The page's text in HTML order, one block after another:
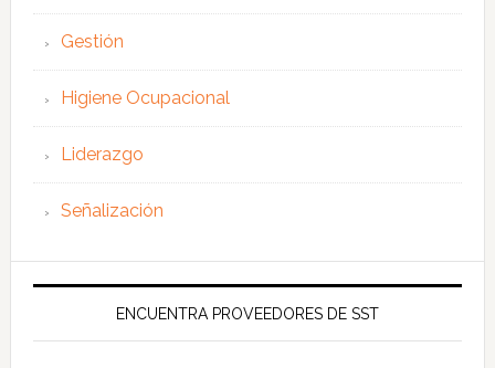
Gestión
Higiene Ocupacional
Liderazgo
Señalización
ENCUENTRA PROVEEDORES DE SST